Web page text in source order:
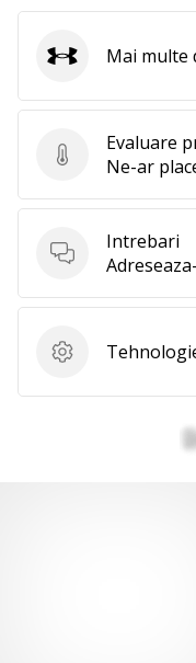
Evaluare produs
Evaluare
Ne-ar
Intrebari
Intrebari
Tehnologie
Under Armour
Mai multe